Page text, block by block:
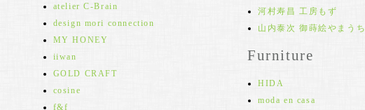
atelier C-Brain
design mori connection
MY HONEY
iiwan
GOLD CRAFT
cosine
f&f
河村寿昌 工房もず
山内泰次 御蒔絵やまうち
Furniture
HIDA
moda en casa